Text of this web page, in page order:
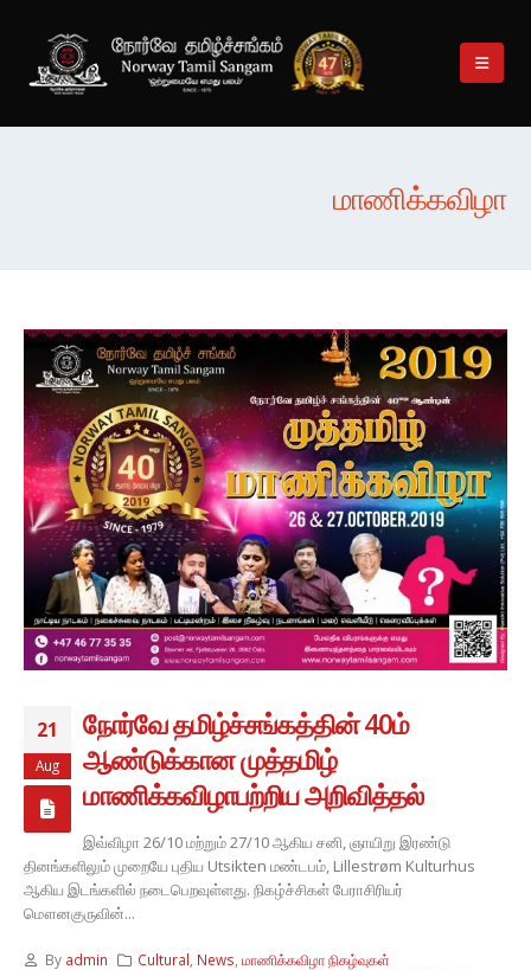
மாணிக்கவிழா
21
Aug
நோர்வே தமிழ்ச்சங்கத்தின் 40ம்
ஆண்டுக்கான முத்தமிழ்
மாணிக்கவிழாபற்றிய அறிவித்தல்
இவ்விழா 26/10 மற்றும் 27/10 ஆகிய சனி, ஞாயிறு இரண்டு
தினங்களிலும் முறையே புதிய Utsikten மண்டபம், Lillestrøm Kulturhus
ஆகிய இடங்களில் நடைபெறவுள்ளது. நிகழ்ச்சிகள் பேராசிரியர்
மௌனகுருவின்...
By admin Cultural News ,மாணிக்கவிழா நிகழ்வுகள்